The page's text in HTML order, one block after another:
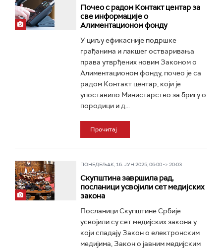
Почео с радом Контакт центар за
све информације о
Алиментационом фонду
У циљу ефикасније подршке
грађанима и лакшег остваривања
права утврђених новим Законом о
Алиментационом фонду, почео је са
радом Контакт центар, који је
упоставило Министарство за бригу о
породици и д...
Прочитај
ПОНЕДЕЉАК, 16. ЈУН 2025, 06:00 -> 20:03
Скупштина завршила рад,
посланици усвојили сет медијских
закона
Посланици Скупштине Србије
усвојили су сет медијских закона у
који спадају Закон о електронским
медијима, Закон о јавним медијским